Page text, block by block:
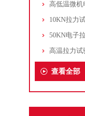
高低温微
10KN拉力
50KN电子
高温拉力试
查看全部